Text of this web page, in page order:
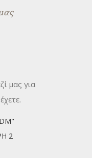
μας για
2